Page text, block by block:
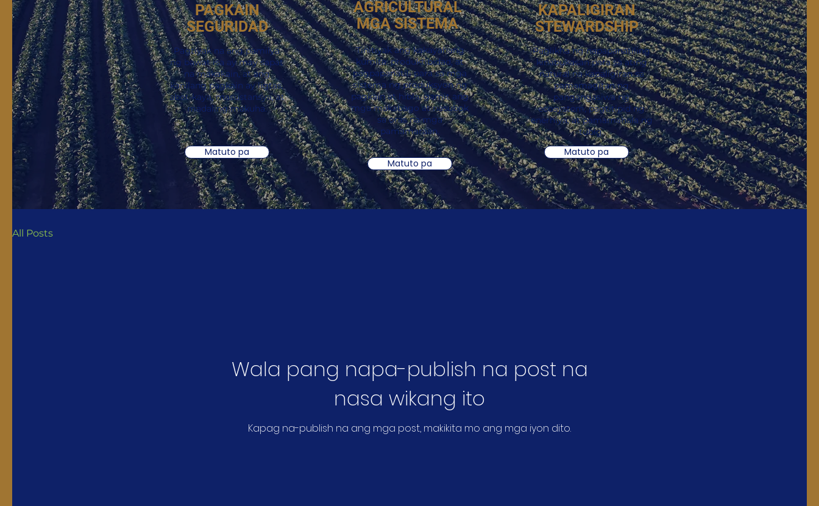
PAGKAIN
SEGURIDAD
Pagtiyak na ang pamilya
ng bawat isa ay may sapat
na makakain, at ang
kanilang pagkain ay ligtas,
abot-kaya, masustansya, at
madaling makuha.
Matuto pa
AGRICULTURAL
MGA SISTEMA
Tinitiyak ang kakayahang
kumita, produktibidad, at
pagpapanatili para sa mga
sistema ng produksyon ng
pagkain at hibla, gamit ang
mga makabago at nasubok
sa oras na mga
pamamaraan.
Matuto pa
KAPALIGIRAN
STEWARDSHIP
Paglikha ng napapanatiling
kinabukasan para sa ating
natural na kapaligiran sa
pamamagitan ng
pangangasiwa ng
ecosystem, pagtitipid ng
enerhiya, at pamamahala ng
tubig.
Matuto pa
All Posts
Wala pang napa-publish na post na
nasa wikang ito
Kapag na-publish na ang mga post, makikita mo ang mga iyon dito.